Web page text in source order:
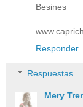
Besines
Responder
Respuestas
Mery